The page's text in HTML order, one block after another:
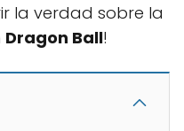
la verdad sobre la
Dragon Ball!